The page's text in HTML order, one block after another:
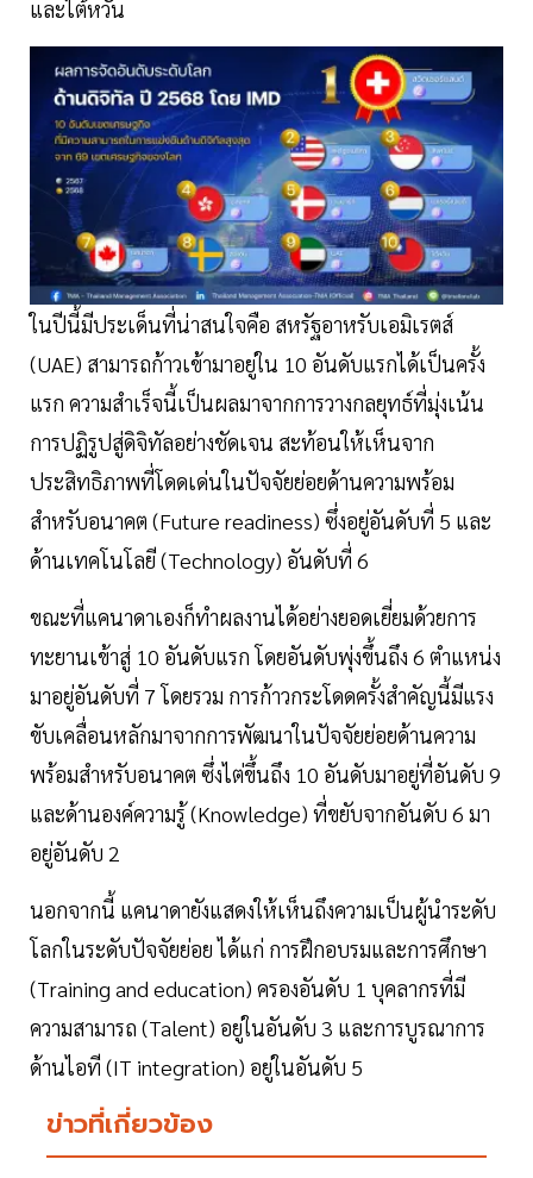
และไต้หวัน
ในปีนี้มีประเด็นที่น่าสนใจคือ สหรัฐอาหรับเอมิเรตส์
(UAE) สามารถก้าวเข้ามาอยู่ใน 10 อันดับแรกได้เป็นครั้ง
แรก ความสำเร็จนี้เป็นผลมาจากการวางกลยุทธ์ที่มุ่งเน้น
การปฏิรูปสู่ดิจิทัลอย่างชัดเจน สะท้อนให้เห็นจาก
ประสิทธิภาพที่โดดเด่นในปัจจัยย่อยด้านความพร้อม
สำหรับอนาคต (Future readiness) ซึ่งอยู่อันดับที่ 5 และ
ด้านเทคโนโลยี (Technology) อันดับที่ 6
ขณะที่แคนาดาเองก็ทำผลงานได้อย่างยอดเยี่ยมด้วยการ
ทะยานเข้าสู่ 10 อันดับแรก โดยอันดับพุ่งขึ้นถึง 6 ตำแหน่ง
มาอยู่อันดับที่ 7 โดยรวม การก้าวกระโดดครั้งสำคัญนี้มีแรง
ขับเคลื่อนหลักมาจากการพัฒนาในปัจจัยย่อยด้านความ
พร้อมสำหรับอนาคต ซึ่งไต่ขึ้นถึง 10 อันดับมาอยู่ที่อันดับ 9
และด้านองค์ความรู้ (Knowledge) ที่ขยับจากอันดับ 6 มา
อยู่อันดับ 2
นอกจากนี้ แคนาดายังแสดงให้เห็นถึงความเป็นผู้นำระดับ
โลกในระดับปัจจัยย่อย ได้แก่ การฝึกอบรมและการศึกษา
(Training and education) ครองอันดับ 1 บุคลากรที่มี
ความสามารถ (Talent) อยู่ในอันดับ 3 และการบูรณาการ
ด้านไอที (IT integration) อยู่ในอันดับ 5
ข่าวที่เกี่ยวข้อง